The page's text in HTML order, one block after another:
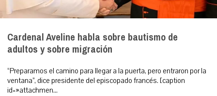
Cardenal Aveline habla sobre bautismo de
adultos y sobre migración
“Preparamos el camino para llegar a la puerta, pero entraron por la
ventana”, dice presidente del episcopado francés. [caption
id=»attachmen...